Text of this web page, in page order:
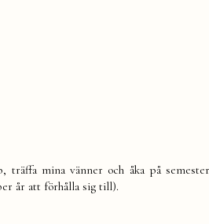
mina vänner och åka på
år att förhålla sig till).